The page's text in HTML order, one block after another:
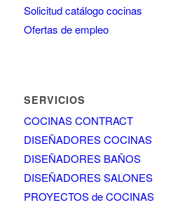
Solicitud catálogo cocinas
Ofertas de empleo
SERVICIOS
COCINAS CONTRACT
DISEÑADORES COCINAS
DISEÑADORES BAÑOS
DISEÑADORES SALONES
PROYECTOS de COCINAS